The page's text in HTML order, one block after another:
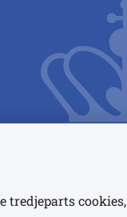
tredjeparts cookies,